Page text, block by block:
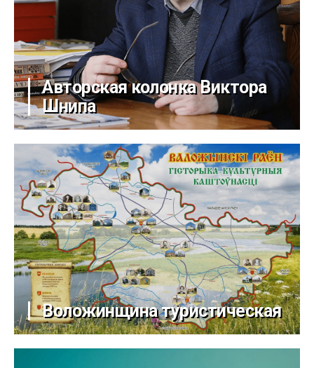
Авторская колонка Виктора
Шнипа
Воложинщина туристическая